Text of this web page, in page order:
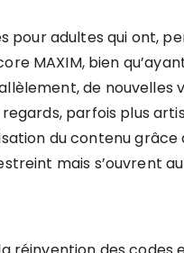
adultes qui ont,
MAXIM, bien
de nouvelles
parfois plus
du contenu
mais s’ouvrent